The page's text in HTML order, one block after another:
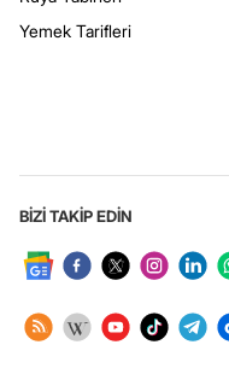
Yemek Tarifleri
BİZİ TAKİP EDİN